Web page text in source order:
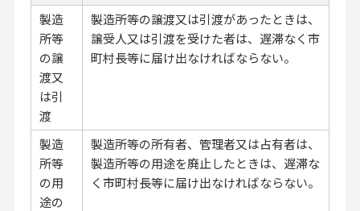
製造
所等
の譲
渡又
は引
渡
製造所等の譲渡又は引渡があったときは、
譲受人又は引渡を受けた者は、遅滞なく市
町村長等に届け出なければならない。
製造
所等
の用
途の
製造所等の所有者、管理者又は占有者は、
製造所等の用途を廃止したときは、遅滞な
く市町村長等に届け出なければならない。